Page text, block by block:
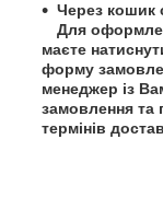
Через кошик
Для
маєте
форму
менеджер із
замовлення
термінів